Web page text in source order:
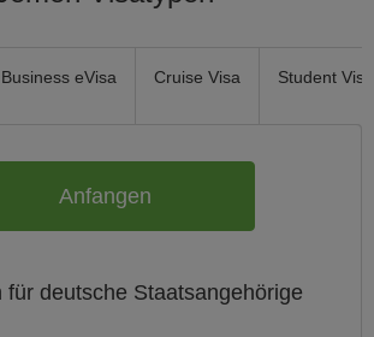
Business eVisa Cruise Visa Student Visa
Anfangen
für deutsche Staatsangehörige